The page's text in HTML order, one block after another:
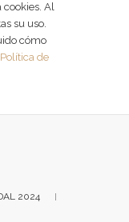
cookies. Al
su uso.
cómo
Política de
2024